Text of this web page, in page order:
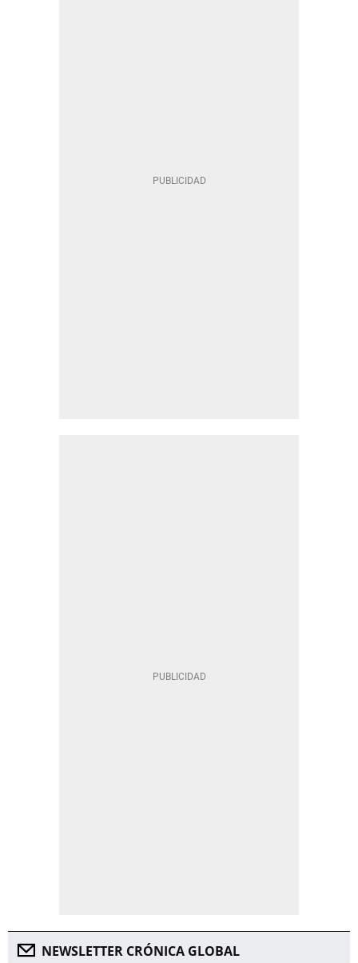
NEWSLETTER CRÓNICA GLOBAL